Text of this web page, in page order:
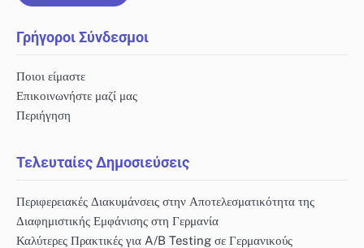
Γρήγοροι Σύνδεσμοι
Ποιοι είμαστε
Επικοινωνήστε μαζί μας
Περιήγηση
Τελευταίες Δημοσιεύσεις
Περιφερειακές Διακυμάνσεις στην Αποτελεσματικότητα της
Διαφημιστικής Εμφάνισης στη Γερμανία
Καλύτερες Πρακτικές για A/B Testing σε Γερμανικούς